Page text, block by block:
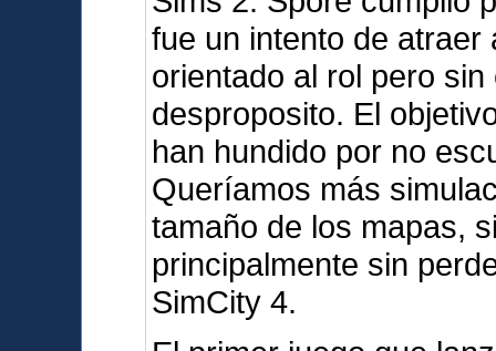
fue un intento de
orientado al rol pero
desproposito. El
han hundido por no
Queríamos más
tamaño de los mapas,
principalmente sin
SimCity 4.